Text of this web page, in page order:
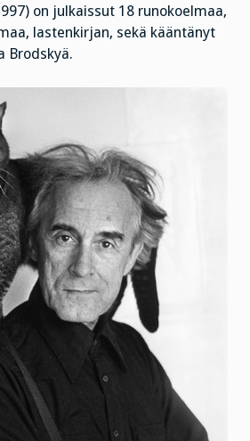
on julkaissut 18 runokoelmaa,
lastenkirjan, sekä kääntänyt
Brodskyä.